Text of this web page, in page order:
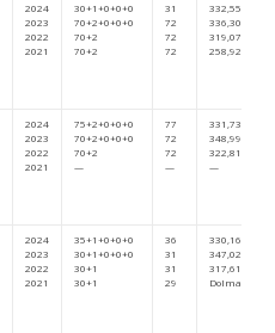
2024
2023
2022
2021
30+1+0+0+0
70+2+0+0+0
70+2
70+2
31
72
72
72
332,55373
336,30731
319,07676
258,92575
2024
2023
2022
2021
75+2+0+0+0
70+2+0+0+0
70+2
—
77
72
72
—
331,73695
348,99180
322,81199
—
2024
2023
2022
2021
35+1+0+0+0
30+1+0+0+0
30+1
30+1
36
31
31
29
330,16796
347,02762
317,61703
Dolmadı